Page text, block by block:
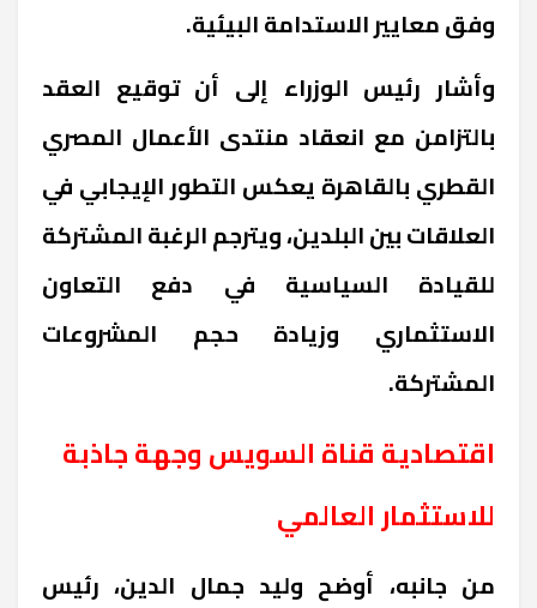
وفق معايير الاستدامة البيئية.
وأشار رئيس الوزراء إلى أن توقيع العقد
بالتزامن مع انعقاد منتدى الأعمال المصري
القطري بالقاهرة يعكس التطور الإيجابي في
العلاقات بين البلدين، ويترجم الرغبة المشتركة
للقيادة السياسية في دفع التعاون
الاستثماري وزيادة حجم المشروعات
المشتركة.
اقتصادية قناة السويس وجهة جاذبة
للاستثمار العالمي
من جانبه، أوضح وليد جمال الدين، رئيس